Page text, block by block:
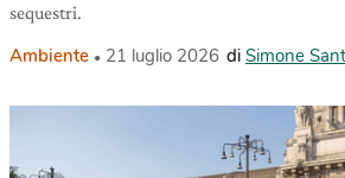
sequestri.
Ambiente 21 luglio 2026 di Simone